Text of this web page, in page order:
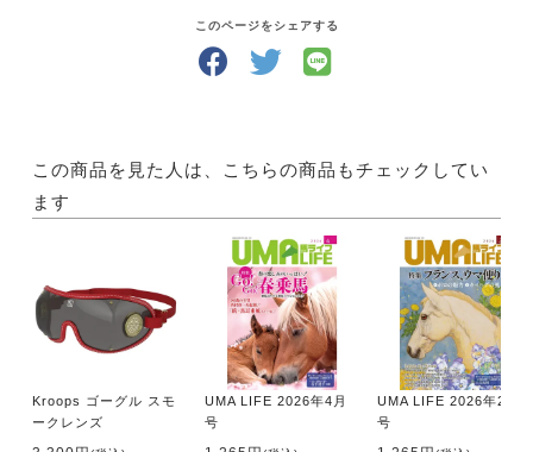
どんな風にして遊びましょう？「UMA LIFE」には、
馬と過ごす時間が楽しくなるような国内外の情報が満
をサポートします！
・サイズ A4判
・出版社 メトロポリタンプレス
【内容】
●特集 桜流鏑馬
いざ！ 桜流鏑馬
初級の部
中級の部
このページをシェアする
この商品を見た人は、こちらの商品もチェックしてい
ます
Kroops ゴーグル スモ
ークレンズ
UMA LIFE 2026年4月
号
UMA LIFE 2026年2月
号